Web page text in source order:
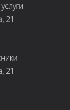
21
21